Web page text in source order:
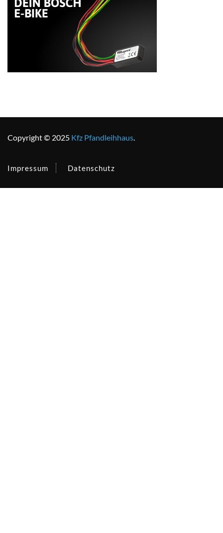
Copyright © 2025 Kfz Pfandleihhaus
Impressum Datenschutz